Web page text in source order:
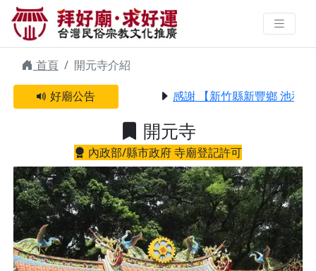
開元寺 | 拜好廟求好運 找到與您有
緣的信仰
首頁
開元寺介紹
好廟公告
感謝 【新竹縣新豐鄉 池和宮
開元寺
內政部/縣市政府 寺廟登記許可